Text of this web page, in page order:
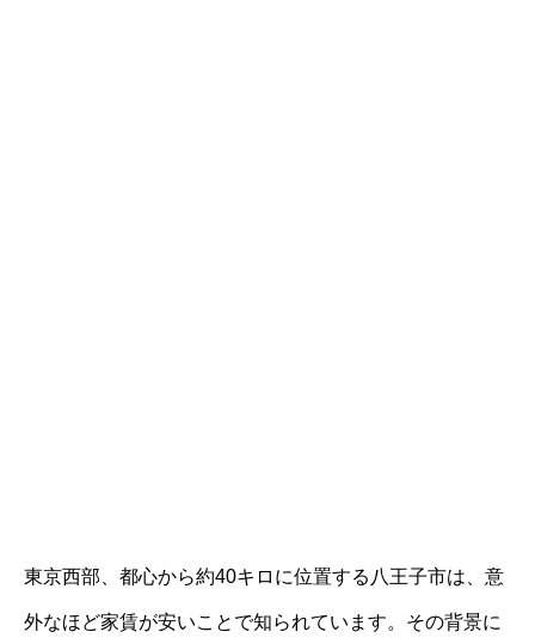
東京西部、都心から約40キロに位置する八王子市は、意
外なほど家賃が安いことで知られています。その背景に